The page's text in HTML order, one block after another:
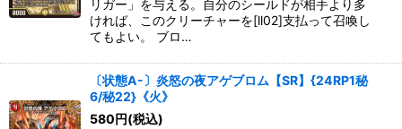
リガー」を与える。自分のシールドが相手より多
ければ、このクリーチャーを[ll02]支払って召喚し
てもよい。 ブロ…
〔状態A-〕炎怒の夜アゲブロム【SR】{24RP1秘
6/秘22}《火》
580円(税込)